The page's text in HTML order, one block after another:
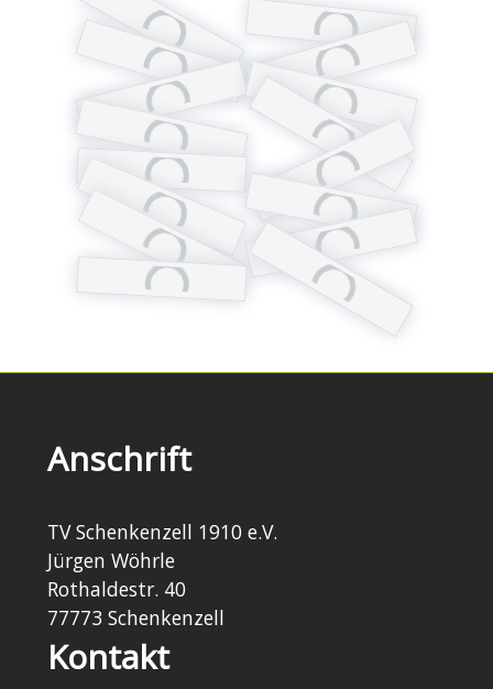
Anschrift
TV Schenkenzell 1910 e.V.
Jürgen Wöhrle
Rothaldestr. 40
77773 Schenkenzell
Kontakt